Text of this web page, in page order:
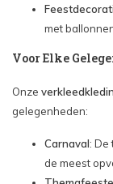
met
Voor Elke
Onze
gelegenheden:
Carnaval: De
de meest